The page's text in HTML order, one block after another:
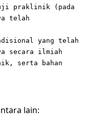
uji praklinik (pada
telah
yang telah
secara ilmiah
serta bahan
lain: